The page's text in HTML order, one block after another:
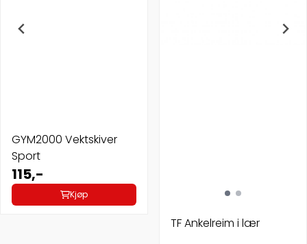
GYM2000 Vektskiver
Sport
115,-
Kjøp
TF Ankelreim i lær